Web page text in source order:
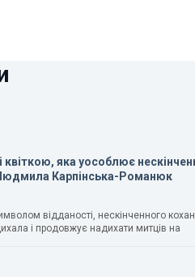
квіткою, яка уособлює
Карпінська-Романюк
відданості, нескінченного
і продовжує надихати митців на